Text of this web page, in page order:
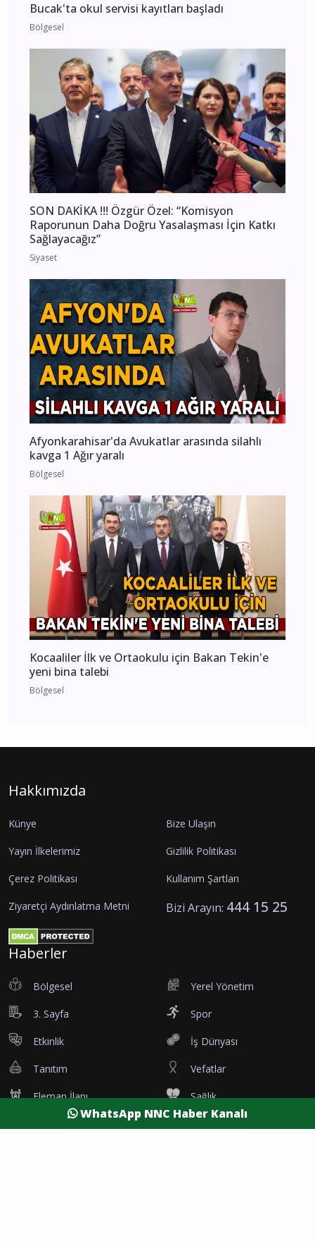
Bucak'ta okul servisi kayıtları başladı
Bölgesel
SON DAKİKA !!! Özgür Özel: “Komisyon
Raporunun Daha Doğru Yasalaşması İçin Katkı
Sağlayacağız”
Siyaset
Afyonkarahisar'da Avukatlar arasında silahlı
kavga 1 Ağır yaralı
Bölgesel
Kocaaliler İlk ve Ortaokulu için Bakan Tekin'e
yeni bina talebi
Bölgesel
Hakkımızda
Künye Bize Ulaşın
Yayın İlkelerimiz Gizlilik Politikası
Çerez Politikası Kullanım Şartları
Ziyaretçi Aydınlatma Metni Bizi Arayın: 444 15 25
Haberler
Bölgesel Yerel Yönetim
3. Sayfa Spor
Etkinlik İş Dünyası
Tanıtım Vefatlar
Eleman İlanı Sağlık
WhatsApp NNC Haber Kanalı